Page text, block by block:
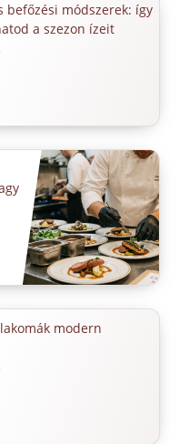
befőzési módszerek: így
a szezon ízeit
modern